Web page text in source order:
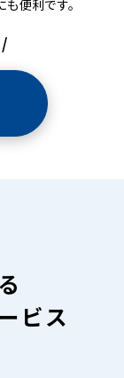
も便利です。
/
ビス